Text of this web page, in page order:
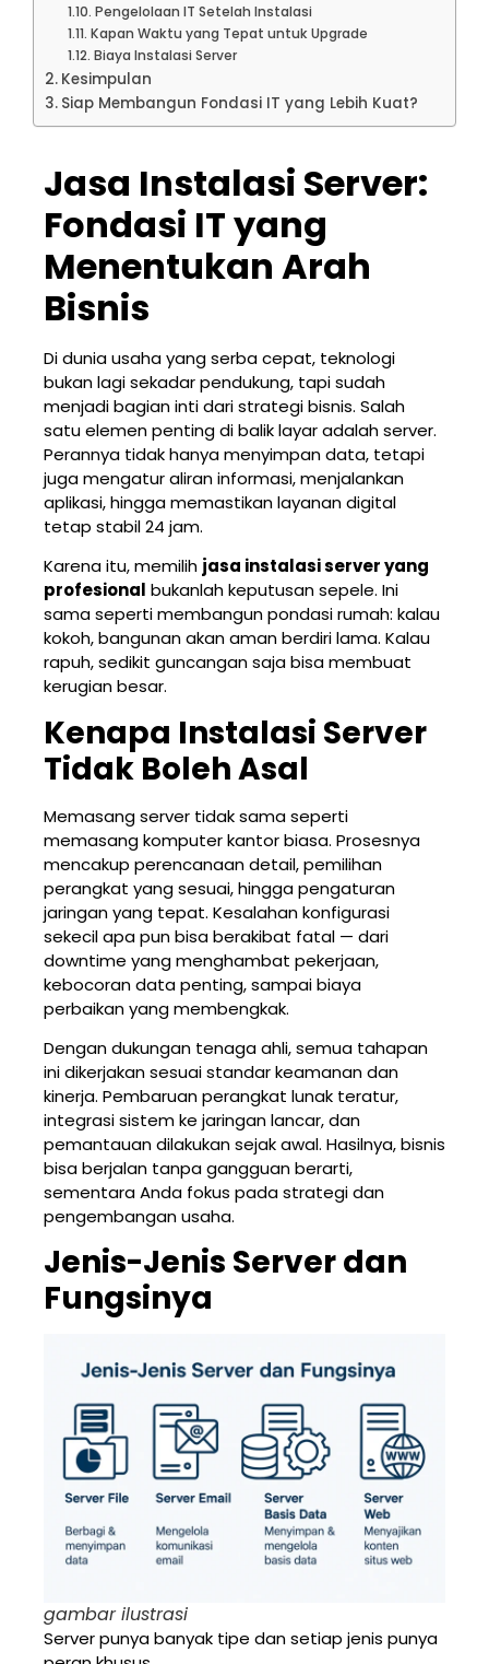
Pengelolaan IT Setelah Instalasi
Kapan Waktu yang Tepat untuk Upgrade
Biaya Instalasi Server
Kesimpulan
Siap Membangun Fondasi IT yang Lebih Kuat?
Jasa Instalasi Server:
Fondasi IT yang
Menentukan Arah
Bisnis
Di dunia usaha yang serba cepat, teknologi
bukan lagi sekadar pendukung, tapi sudah
menjadi bagian inti dari strategi bisnis. Salah
satu elemen penting di balik layar adalah server.
Perannya tidak hanya menyimpan data, tetapi
juga mengatur aliran informasi, menjalankan
aplikasi, hingga memastikan layanan digital
tetap stabil 24 jam.
Karena itu, memilih jasa instalasi server yang
profesional bukanlah keputusan sepele. Ini
sama seperti membangun pondasi rumah: kalau
kokoh, bangunan akan aman berdiri lama. Kalau
rapuh, sedikit guncangan saja bisa membuat
kerugian besar.
Kenapa Instalasi Server
Tidak Boleh Asal
Memasang server tidak sama seperti
memasang komputer kantor biasa. Prosesnya
mencakup perencanaan detail, pemilihan
perangkat yang sesuai, hingga pengaturan
jaringan yang tepat. Kesalahan konfigurasi
sekecil apa pun bisa berakibat fatal — dari
downtime yang menghambat pekerjaan,
kebocoran data penting, sampai biaya
perbaikan yang membengkak.
Dengan dukungan tenaga ahli, semua tahapan
ini dikerjakan sesuai standar keamanan dan
kinerja. Pembaruan perangkat lunak teratur,
integrasi sistem ke jaringan lancar, dan
pemantauan dilakukan sejak awal. Hasilnya, bisnis
bisa berjalan tanpa gangguan berarti,
sementara Anda fokus pada strategi dan
pengembangan usaha.
Jenis-Jenis Server dan
Fungsinya
gambar ilustrasi
Server punya banyak tipe dan setiap jenis punya